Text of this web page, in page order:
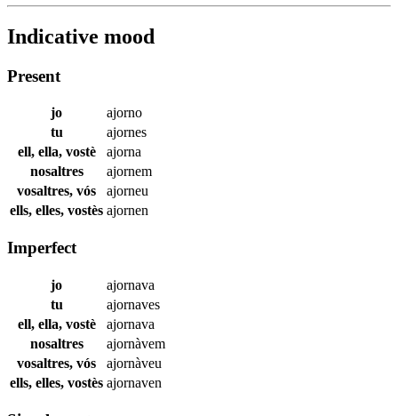
Indicative mood
Present
jo
ajorno
tu
ajornes
ell, ella, vostè
ajorna
nosaltres
ajornem
vosaltres, vós
ajorneu
ells, elles, vostès ajornen
Imperfect
jo
ajornava
tu
ajornaves
ell, ella, vostè
ajornava
nosaltres
ajornàvem
vosaltres, vós
ajornàveu
ells, elles, vostès ajornaven